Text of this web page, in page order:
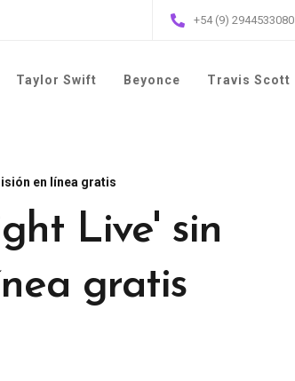
+54 (9) 2944533080
Taylor Swift Beyonce Travis Scott
en línea gratis
Live' sin
gratis